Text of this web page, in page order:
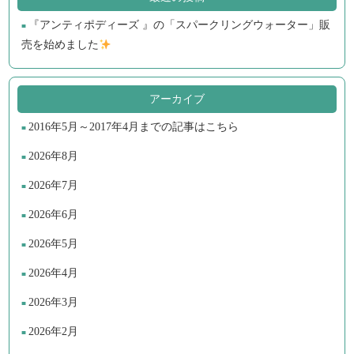
『アンティポディーズ 』の「スパークリングウォーター」販
売を始めました
アーカイブ
2016年5月～2017年4月までの記事はこちら
2026年8月
2026年7月
2026年6月
2026年5月
2026年4月
2026年3月
2026年2月